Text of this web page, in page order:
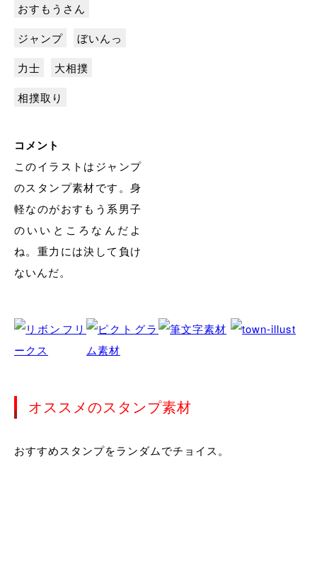
おすもうさん
ジャンプ
ぼいんっ
力士
大相撲
相撲取り
コメント
このイラストはジャンプ
のスタンプ素材です。身
軽なのがおすもう系男子
のいいところなんだよ
ね。重力には決して負け
ないんだ。
オススメのスタンプ素材
おすすめスタンプをランダムでチョイス。